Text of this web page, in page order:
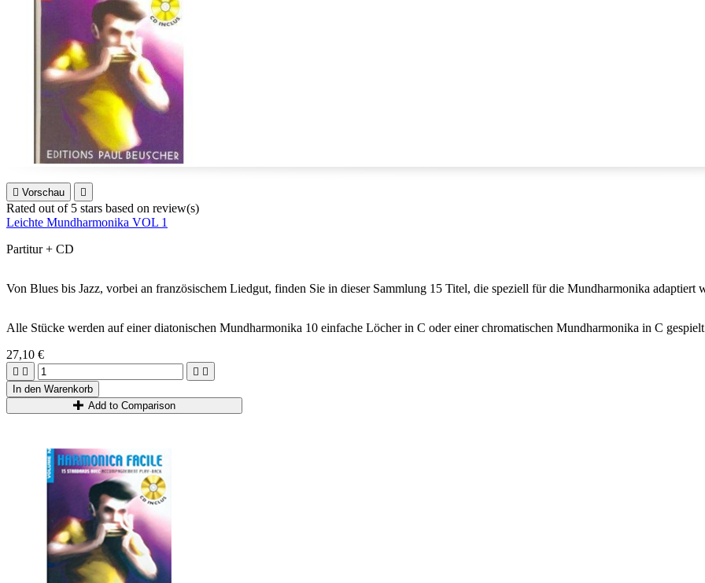
 Vorschau 
Rated out of 5 stars based on review(s)
Leichte Mundharmonika VOL 1
Partitur + CD
Von Blues bis Jazz, vorbei an französischem Liedgut, finden Sie in dieser Sammlung 15 Titel, die speziell für die Mundharmonika adaptiert
Alle Stücke werden auf einer diatonischen Mundharmonika 10 einfache Löcher in C oder einer chromatischen Mundharmonika in C
27,10 €
   
In den Warenkorb
Add to Comparison